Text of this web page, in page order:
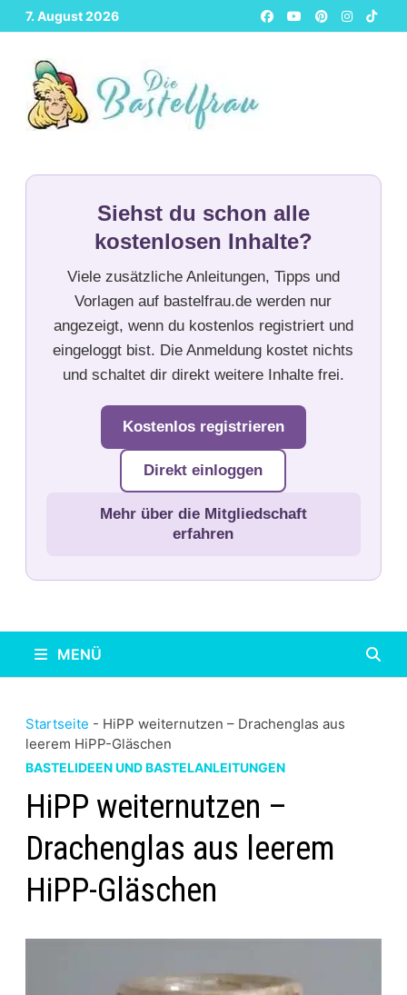
Zurück
zum
Inhalt
7. August 2026
Siehst du schon alle
kostenlosen Inhalte?
Viele zusätzliche Anleitungen, Tipps und
Vorlagen auf bastelfrau.de werden nur
angezeigt, wenn du kostenlos registriert und
eingeloggt bist. Die Anmeldung kostet nichts
und schaltet dir direkt weitere Inhalte frei.
Kostenlos registrieren
Direkt einloggen
Mehr über die Mitgliedschaft
erfahren
MENÜ
Startseite - HiPP weiternutzen – Drachenglas aus
leerem HiPP-Gläschen
BASTELIDEEN UND BASTELANLEITUNGEN
HiPP weiternutzen –
Drachenglas aus leerem
HiPP-Gläschen